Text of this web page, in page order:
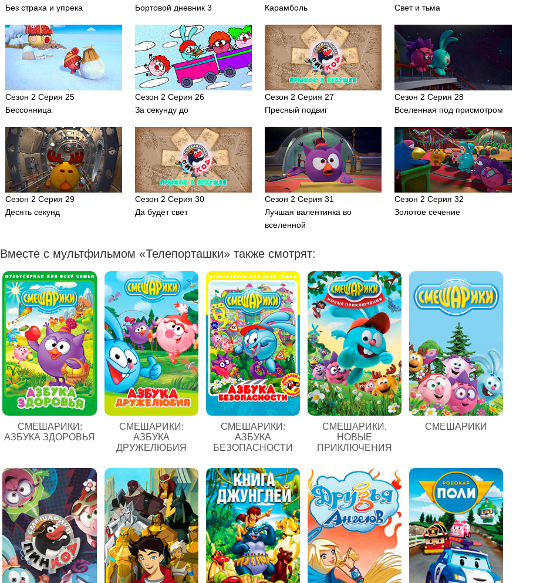
Без страха и упрека
Бортовой дневник 3
Карамболь
Свет и тьма
Сезон 2 Серия 25
Бессонница
Сезон 2 Серия 26
За секунду до
Сезон 2 Серия 27
Пресный подвиг
Сезон 2 Серия 28
Вселенная под присмотром
Сезон 2 Серия 29
Десять секунд
Сезон 2 Серия 30
Да будет свет
Сезон 2 Серия 31
Лучшая валентинка во
вселенной
Сезон 2 Серия 32
Золотое сечение
Вместе с мультфильмом «Телепорташки» также смотрят:
СМЕШАРИКИ:
АЗБУКА ЗДОРОВЬЯ
СМЕШАРИКИ:
АЗБУКА
ДРУЖЕЛЮБИЯ
СМЕШАРИКИ:
АЗБУКА
БЕЗОПАСНОСТИ
СМЕШАРИКИ.
НОВЫЕ
ПРИКЛЮЧЕНИЯ
СМЕШАРИКИ